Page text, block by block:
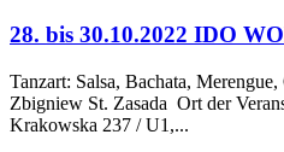
28. bis 30.10.2022 IDO
Tanzart: Salsa, Bachata,
Zbigniew St. Zasada Ort der
Krakowska 237 / U1,...